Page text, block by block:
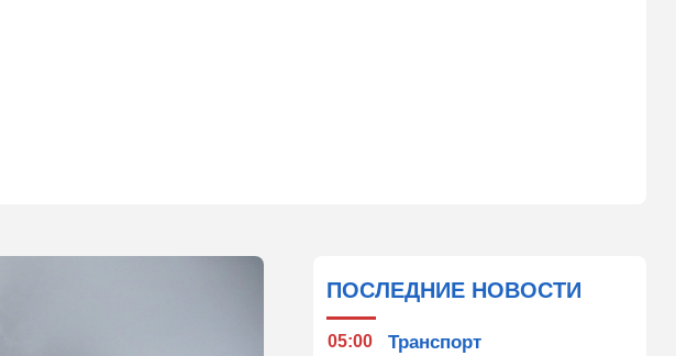
ПОСЛЕДНИЕ НОВОСТИ
05:00 Транспорт